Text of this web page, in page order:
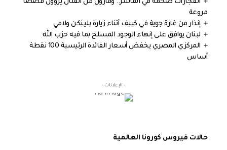
انفجارات ضخمة في الفاشر.. وفارون من القتال يروون قصصا
مروعة
إنذار من غارة جوية في كييف أثناء زيارة بلينكن ولامي
لبنان يوافق على إنهاء الوجود المسلح بما فيه حزب الله
المركزي المصري يخفض أسعار الفائدة الرئيسية 100 نقطة
أساس
- الإعلانات -
حالات فيروس كورونا العالمية